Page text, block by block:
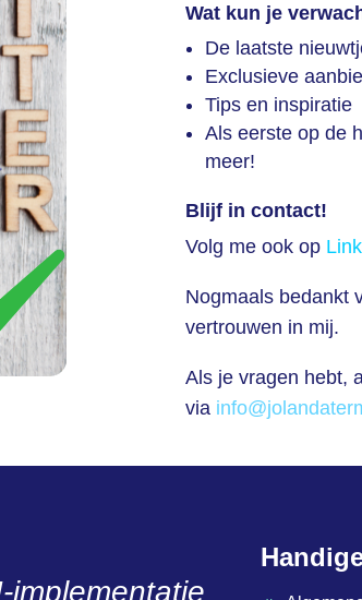
Wat kun je
De laatste
Exclusieve
Tips en inspiratie
Als eerste op de
meer!
Blijf in contact!
Volg me ook op
Nogmaals bedankt
vertrouwen in mij.
Als je vragen hebt,
via
implementatie